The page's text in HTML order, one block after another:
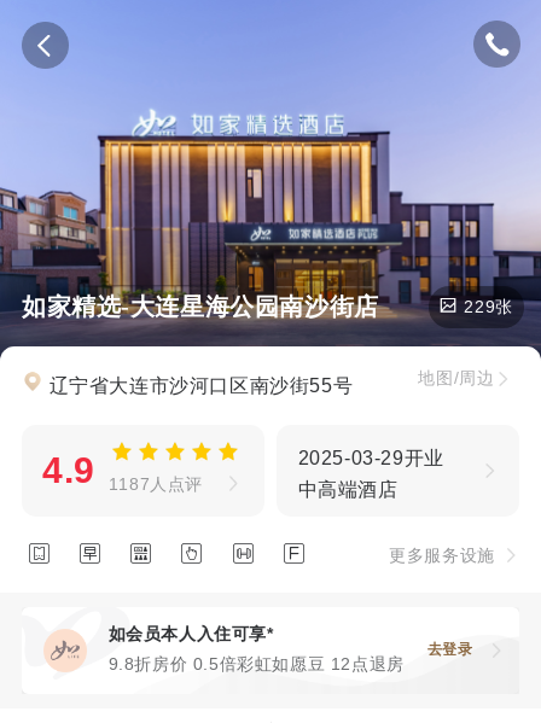
如家精选-大连星海公园南沙街店 229张
辽宁省大连市沙河口区南沙街55号 地图/周边
4.9 1187人点评
2025-03-29开业
中高端酒店
      更多服务设施
如会员本人入住可享*
9.8折房价 0.5倍彩虹如愿豆 12点退房
去登录